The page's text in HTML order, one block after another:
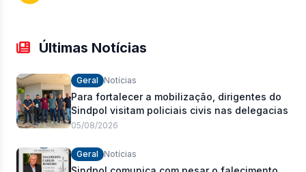
Últimas Notícias
Geral Notícias
Para fortalecer a mobilização, dirigentes do
Sindpol visitam policiais civis nas delegacias
05/08/2026
Geral Notícias